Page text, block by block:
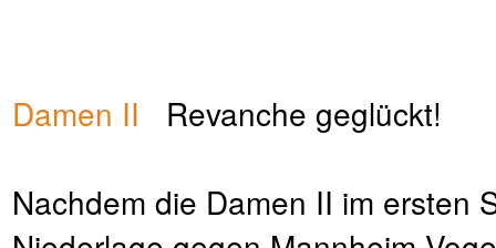
Damen II Revanche geglückt!
Nachdem die Damen II im ersten